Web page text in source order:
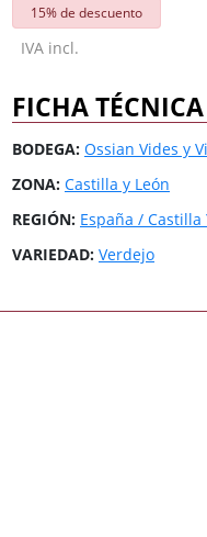
España /
España /
Todos los
España /
España /
Todos los
15% de descuento
IVA incl.
FICHA TÉCNICA
BODEGA: Ossian Vides y
ZONA: Castilla y León
REGIÓN: España / Castilla
VARIEDAD: Verdejo